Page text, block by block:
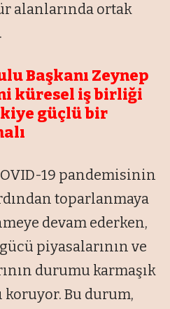
alanlarında ortak
Başkanı Zeynep
küresel iş birliği
güçlü bir
19 pandemisinin
toparlanmaya
devam ederken,
piyasalarının ve
durumu karmaşık
koruyor. Bu durum,